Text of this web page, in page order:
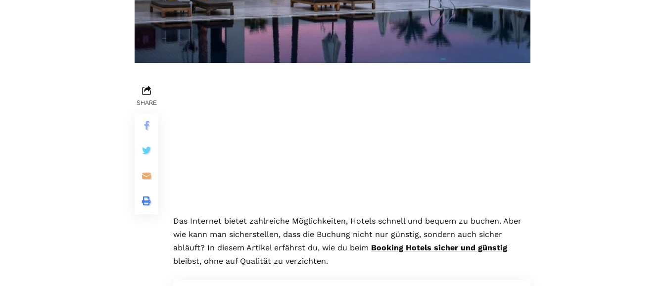
SHARE
Das Internet bietet zahlreiche Möglichkeiten, Hotels schnell und bequem zu buchen. Aber
wie kann man sicherstellen, dass die Buchung nicht nur günstig, sondern auch sicher
abläuft? In diesem Artikel erfährst du, wie du beim Booking Hotels sicher und günstig
bleibst, ohne auf Qualität zu verzichten.